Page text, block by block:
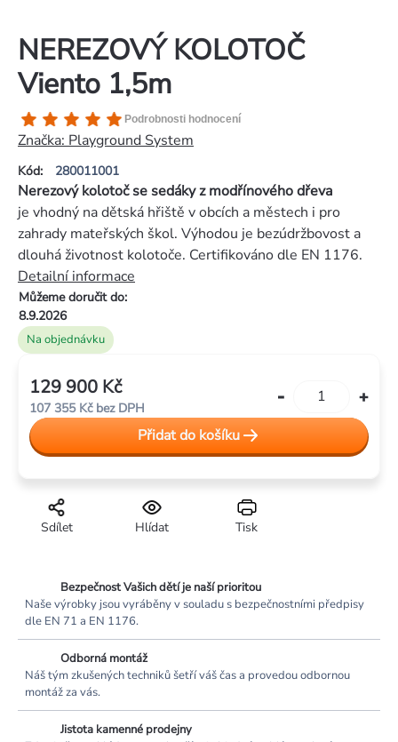
NEREZOVÝ KOLOTOČ
Viento 1,5m
Kód: 280011001
Průměrné
hodnocení
produktu
je
5,0
z
5
hvězdiček.
Podrobnosti hodnocení
Značka: Playground System
Na objednávku
Můžeme doručit do:
8.9.2026
Nerezový kolotoč se sedáky z modřínového dřeva
je vhodný na dětská hřiště v obcích a městech i pro
zahrady mateřských škol. Výhodou je bezúdržbovost a
dlouhá životnost kolotoče. Certifikováno dle EN 1176.
Detailní informace
Tisk
Hlídat
Sdílet
129 900 Kč
107 355 Kč bez DPH
cena:
Přidat do košíku
Bezpečnost Vašich dětí je naší prioritou
Naše výrobky jsou vyráběny v souladu s bezpečnostními předpisy
dle EN 71 a EN 1176.
Odborná montáž
Náš tým zkušených techniků šetří váš čas a provedou odbornou
montáž za vás.
Jistota kamenné prodejny